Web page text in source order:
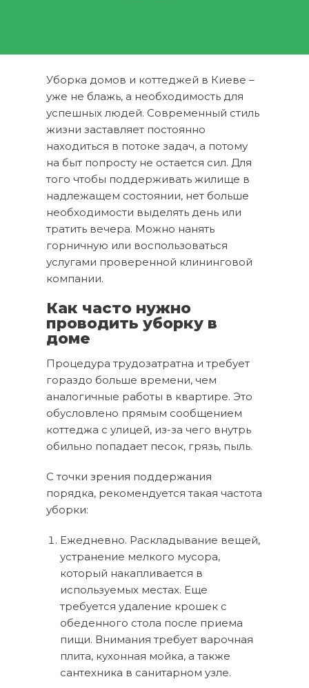
Уборка домов и коттеджей в Киеве –
уже не блажь, а необходимость для
успешных людей. Современный стиль
жизни заставляет постоянно
находиться в потоке задач, а потому
на быт попросту не остается сил. Для
того чтобы поддерживать жилище в
надлежащем состоянии, нет больше
необходимости выделять день или
тратить вечера. Можно нанять
горничную или воспользоваться
услугами проверенной клининговой
компании.
Как часто нужно
проводить уборку в
доме
Процедура трудозатратна и требует
гораздо больше времени, чем
аналогичные работы в квартире. Это
обусловлено прямым сообщением
коттеджа с улицей, из-за чего внутрь
обильно попадает песок, грязь, пыль.
С точки зрения поддержания
порядка, рекомендуется такая частота
уборки:
Ежедневно. Раскладывание вещей,
устранение мелкого мусора,
который накапливается в
используемых местах. Еще
требуется удаление крошек с
обеденного стола после приема
пищи. Внимания требует варочная
плита, кухонная мойка, а также
сантехника в санитарном узле.